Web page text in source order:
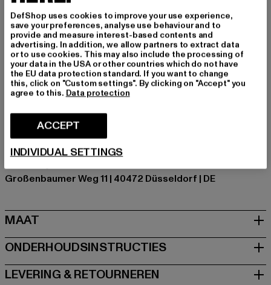
Details: Muntzakje, Achterzak, Steekzak
Merk: True Religion
Kategori: Shorts
Kleur: schwarz
Kleur fabrikant: deep silence black wash
Materiële samenstelling: 59% Katoen, 36% Polyester,
Art.Nr: TR110405-23807
Fabrikant: True Religion Brand Jeans Germany GmbH |
Großenbaumer Weg 11 | 40472 Düsseldorf | DE
MAAT
ONDERHOUDSINSTRUCTIES
LEVERING & RETOURNEREN
DefShop uses cookies to improve your use experience,
save your preferences, analyse use behaviour and to
provide and measure interest-based contents and
advertising. In addition, we allow partners to extract data
or to use cookies. This may also include the processing of
your data in the USA or other countries which do not have
the EU data protection standard. If you want to change
this, click on "Custom settings". By clicking on "Accept" you
agree to this. Data protection
ACCEPT
INDIVIDUAL SETTINGS